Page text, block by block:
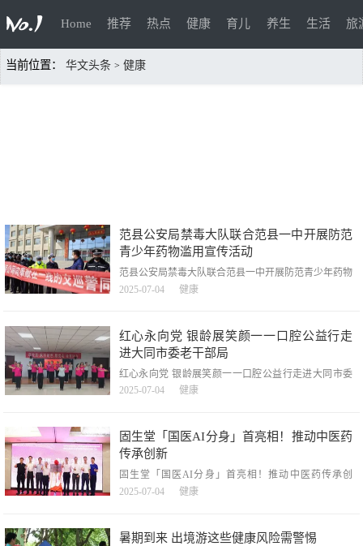
Home 推荐 热点 健康 育儿 养生 生活 旅
当前位置： 华文头条 > 健康
范县公安局禁毒大队联合范县一中开展防范
青少年药物滥用宣传活动
范县公安局禁毒大队联合范县一中开展防范青少年药物
滥用宣传活动，范县公安局禁毒大队联合范县一中开展
2025年7月4日下午范县公安局禁毒大队联合范县一中，
积极开展了防范青少年药物滥用宣传活动。此次活动旨
在利
2025-07-04 健康
红心永向党 银龄展笑颜一一口腔公益行走
进大同市委老干部局
红心永向党 银龄展笑颜一一口腔公益行走进大同市委
老干部局，红心永向党银龄展笑颜一一口腔公益行走进
「红心永向党银龄展笑颜」口腔义诊活动在大同398康
养中心举行，来自国药大同口腔医院的专家为100余位
老
2025-07-04 健康
固生堂「国医AI分身」首亮相！推动中医药
传承创新
固生堂「国医AI分身」首亮相！推动中医药传承创
新，固生堂「国医AI分身」首亮相！推动中医药传承
传承与创新学术研讨会」在上海成功落下帷幕。会议聚
2025-07-04 健康
暑期到来 出境游这些健康风险需警惕